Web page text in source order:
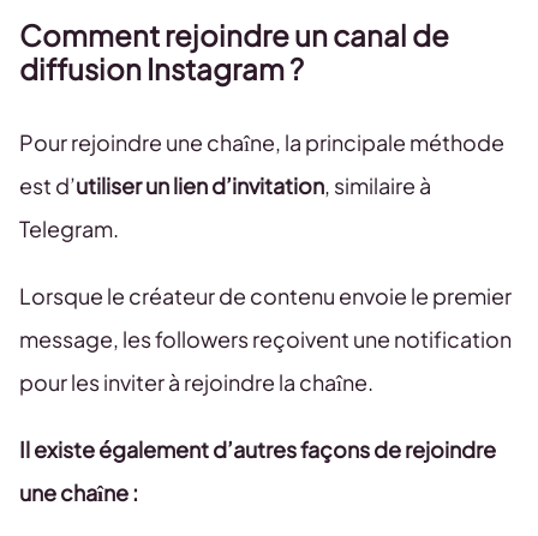
Comment rejoindre un canal de
diffusion Instagram ?
Pour rejoindre une chaîne, la principale méthode
est d’utiliser un lien d’invitation, similaire à
Telegram.
Lorsque le créateur de contenu envoie le premier
message, les followers reçoivent une notification
pour les inviter à rejoindre la chaîne.
Il existe également d’autres façons de rejoindre
une chaîne :